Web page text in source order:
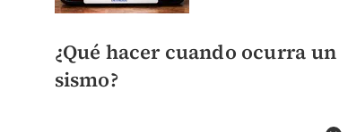
¿Qué hacer cuando ocurra un
sismo?